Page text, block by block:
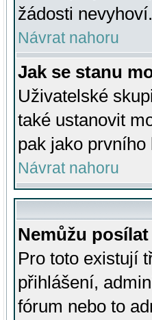
žádosti
Návrat nahoru
Jak se stanu
Uživatelské
také ustanovit
pak jako
Návrat nahoru
Nemůžu
Pro toto existují
přihlášení,
fórum nebo to